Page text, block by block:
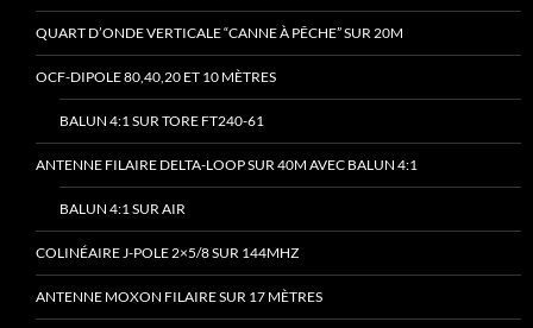
QUART D’ONDE VERTICALE “CANNE À PÊCHE” SUR 20M
OCF-DIPOLE 80,40,20 ET 10 MÈTRES
BALUN 4:1 SUR TORE FT240-61
ANTENNE FILAIRE DELTA-LOOP SUR 40M AVEC BALUN 4:1
BALUN 4:1 SUR AIR
COLINÉAIRE J-POLE 2×5/8 SUR 144MHZ
ANTENNE MOXON FILAIRE SUR 17 MÈTRES